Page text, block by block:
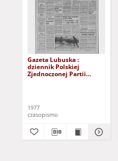
Gazeta Lubuska :
dziennik Polskiej
Zjednoczonej Partii
1977
czasopismo